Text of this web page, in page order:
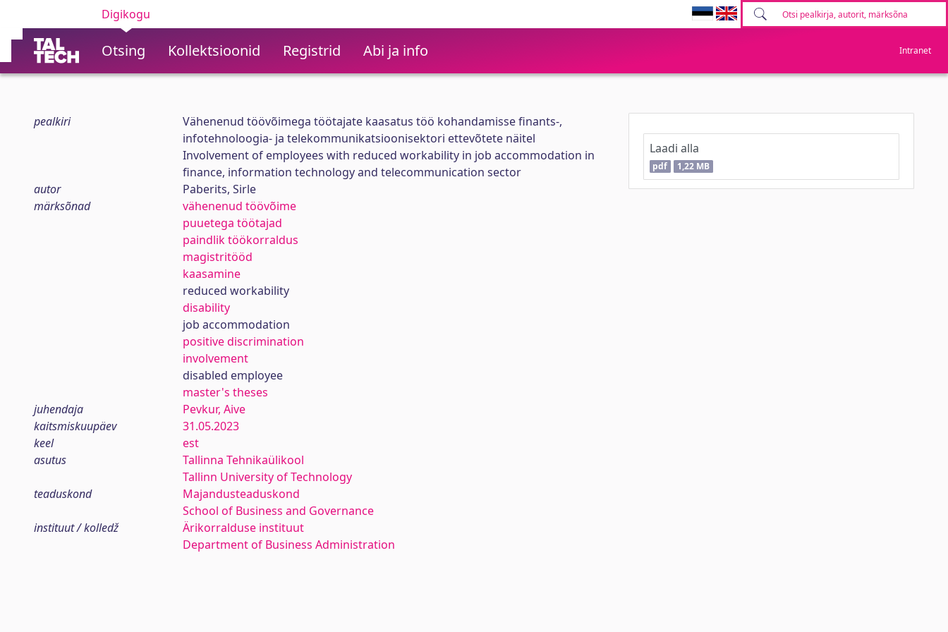
Digikogu
Otsing Kollektsioonid Registrid Abi ja info Intranet
pealkiri
Vähenenud töövõimega töötajate kaasatus töö kohandamisse finants-,
infotehnoloogia- ja telekommunikatsioonisektori ettevõtete näitel
Involvement of employees with reduced workability in job accommodation in
finance, information technology and telecommunication sector
autor
Paberits, Sirle
märksõnad
vähenenud töövõime
puuetega töötajad
paindlik töökorraldus
magistritööd
kaasamine
reduced workability
disability
job accommodation
positive discrimination
involvement
disabled employee
master's theses
juhendaja
Pevkur, Aive
kaitsmiskuupäev
31.05.2023
keel
est
asutus
Tallinna Tehnikaülikool
Tallinn University of Technology
teaduskond
Majandusteaduskond
School of Business and Governance
instituut / kolledž
Ärikorralduse instituut
Department of Business Administration
Laadi alla
pdf 1,22 MB